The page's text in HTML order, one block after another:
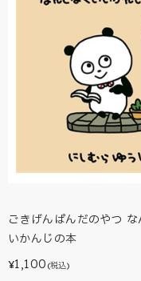
ごきげんぱんだのやつ
いかんじの本
¥1,100 (税込)